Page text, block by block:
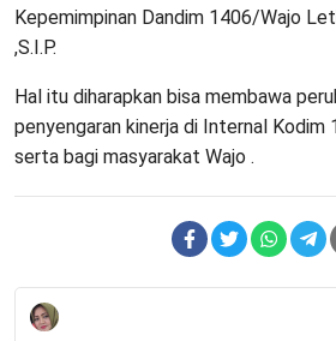
Kepemimpinan Dandim 1406/Wajo
,S.I.P.
Hal itu diharapkan bisa membawa
penyengaran kinerja di Internal Kodim
serta bagi masyarakat Wajo .